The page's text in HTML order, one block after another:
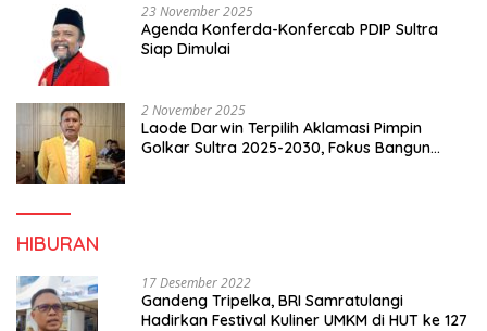
23 November 2025
Agenda Konferda-Konfercab PDIP Sultra
Siap Dimulai
2 November 2025
Laode Darwin Terpilih Aklamasi Pimpin
Golkar Sultra 2025-2030, Fokus Bangun
HIBURAN
17 Desember 2022
Gandeng Tripelka, BRI Samratulangi
Hadirkan Festival Kuliner UMKM di HUT ke 127